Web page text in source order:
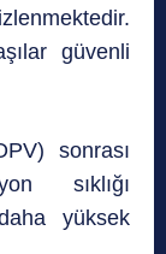
güvenli
sonrası
sıklığı
yüksek